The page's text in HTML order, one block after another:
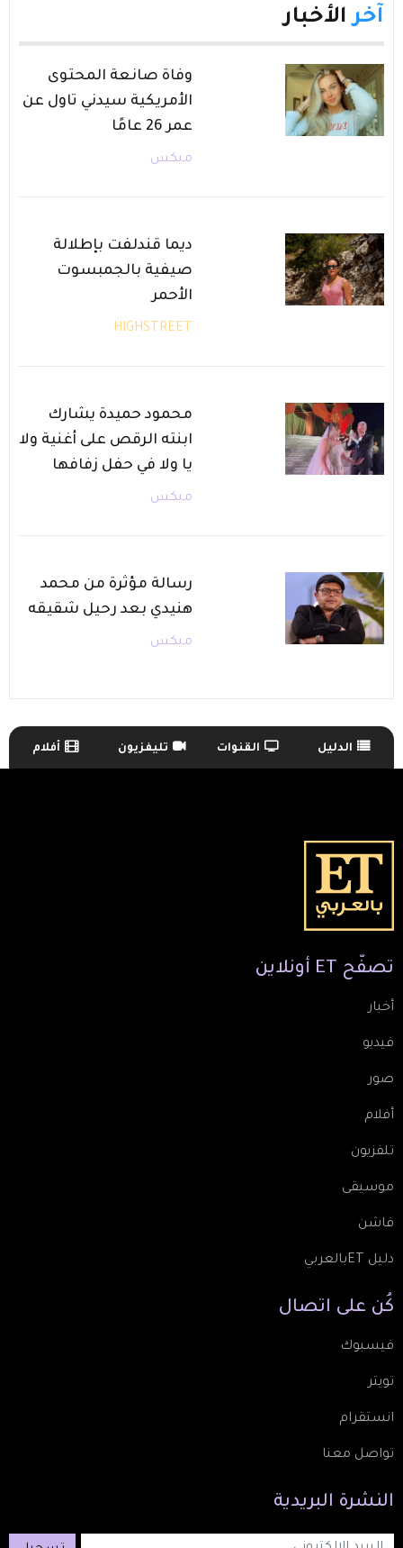
آخر الأخبار
وفاة صانعة المحتوى
الأمريكية سيدني تاول عن
عمر 26 عامًا
ميكس
ديما قندلفت بإطلالة
صيفية بالجمبسوت
الأحمر
HIGHSTREET
محمود حميدة يشارك
ابنته الرقص على أغنية ولا
يا ولا في حفل زفافها
ميكس
رسالة مؤثرة من محمد
هنيدي بعد رحيل شقيقه
ميكس
TV Guide Menu الدليل القنوات تليفزيون أفلام
تصفّح ET أونلاين
أخبار
فيديو
صور
أفلام
تلفزيون
موسيقى
فاشن
دليل ETبالعربي
كُن على اتصال
فيسبوك
تويتر
انستقرام
تواصل معنا
النشرة البريدية